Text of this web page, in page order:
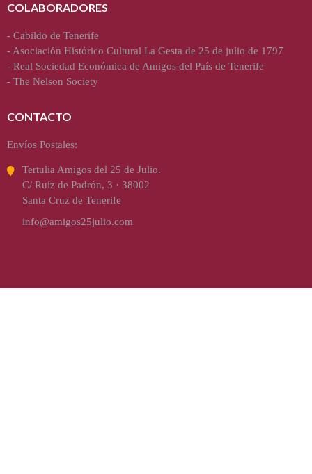
COLABORADORES
- Cabildo de Tenerife
-Asociación Histórico Cultural La Gesta de 25 de julio de 1797
- Real Sociedad Económica de Amigos del País de Tenerife
- The Nelson Society
CONTACTO
Envíos Postales:
Tertulia Amigos del 25 de Julio.
C/ Ruíz de Padrón, 3 · 38002
Santa Cruz de Tenerife
info@amigos25julio.com